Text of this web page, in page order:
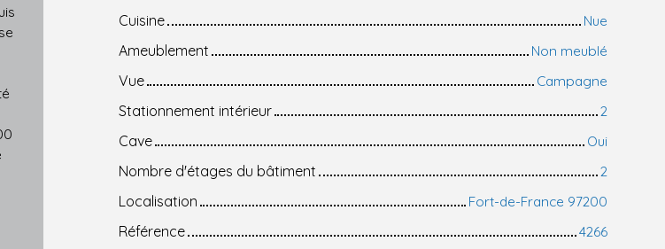
Cuisine
Nue
Ameublement
Non meublé
Vue
Campagne
Stationnement intérieur
2
Cave
Oui
Nombre d'étages du bâtiment
2
Localisation
Fort-de-France 97200
Référence
4266